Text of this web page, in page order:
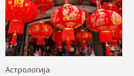
Астрологија